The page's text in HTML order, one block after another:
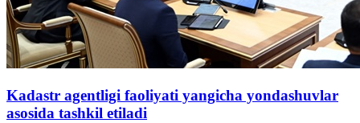
Kadastr agentligi faoliyati yangicha yondashuvlar
asosida tashkil etiladi